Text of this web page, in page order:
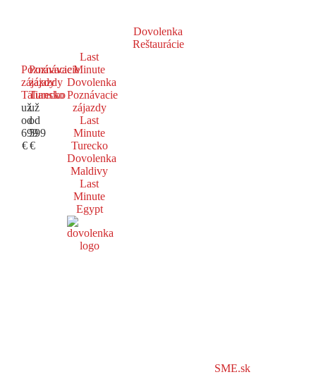
Dovolenka
Reštaurácie
Poznávacie
zájazdy
Taliansko
už
od
699
€
Poznávacie
zájazdy
Turecko
už
od
599
€
Last
Minute
Dovolenka
Poznávacie
zájazdy
Last
Minute
Turecko
Dovolenka
Maldivy
Last
Minute
Egypt
SME.sk